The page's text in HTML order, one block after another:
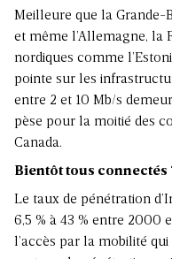
Meilleure que la Grande-
et même l’Allemagne, la
nordiques comme
pointe sur les
entre 2 et 10 Mb/s
pèse pour la moitié des
Canada.
Bientôt tous connectés
Le taux de pénétration
6,5 % à 43 % entre 2000
l’accès par la mobilité